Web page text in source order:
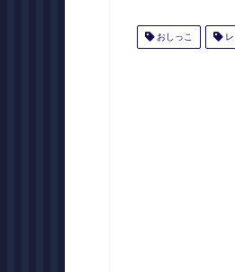
おしっこ レ